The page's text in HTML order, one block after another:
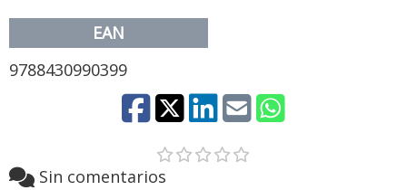
EAN
9788430990399
Sin comentarios